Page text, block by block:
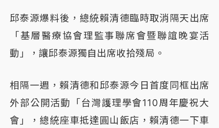
邱泰源爆料後，總統賴清德臨時取消隔天出席
「基層醫療協會理監事聯席會暨聯誼晚宴活
動」，讓邱泰源獨自出席收拾殘局。
相隔一週，賴清德和邱泰源今日首度同框出席
外部公開活動「台灣護理學會110周年慶祝大
會」，總統座車抵達圓山飯店，賴清德一下車